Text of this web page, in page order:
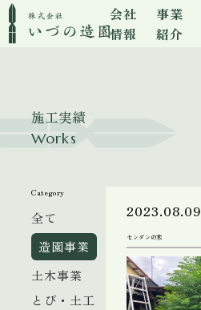
会社
情報
事業
紹介
施工実績
Works
Category
全て
造園事業
土木事業
とび・土工
2023.08.09
センダンの木